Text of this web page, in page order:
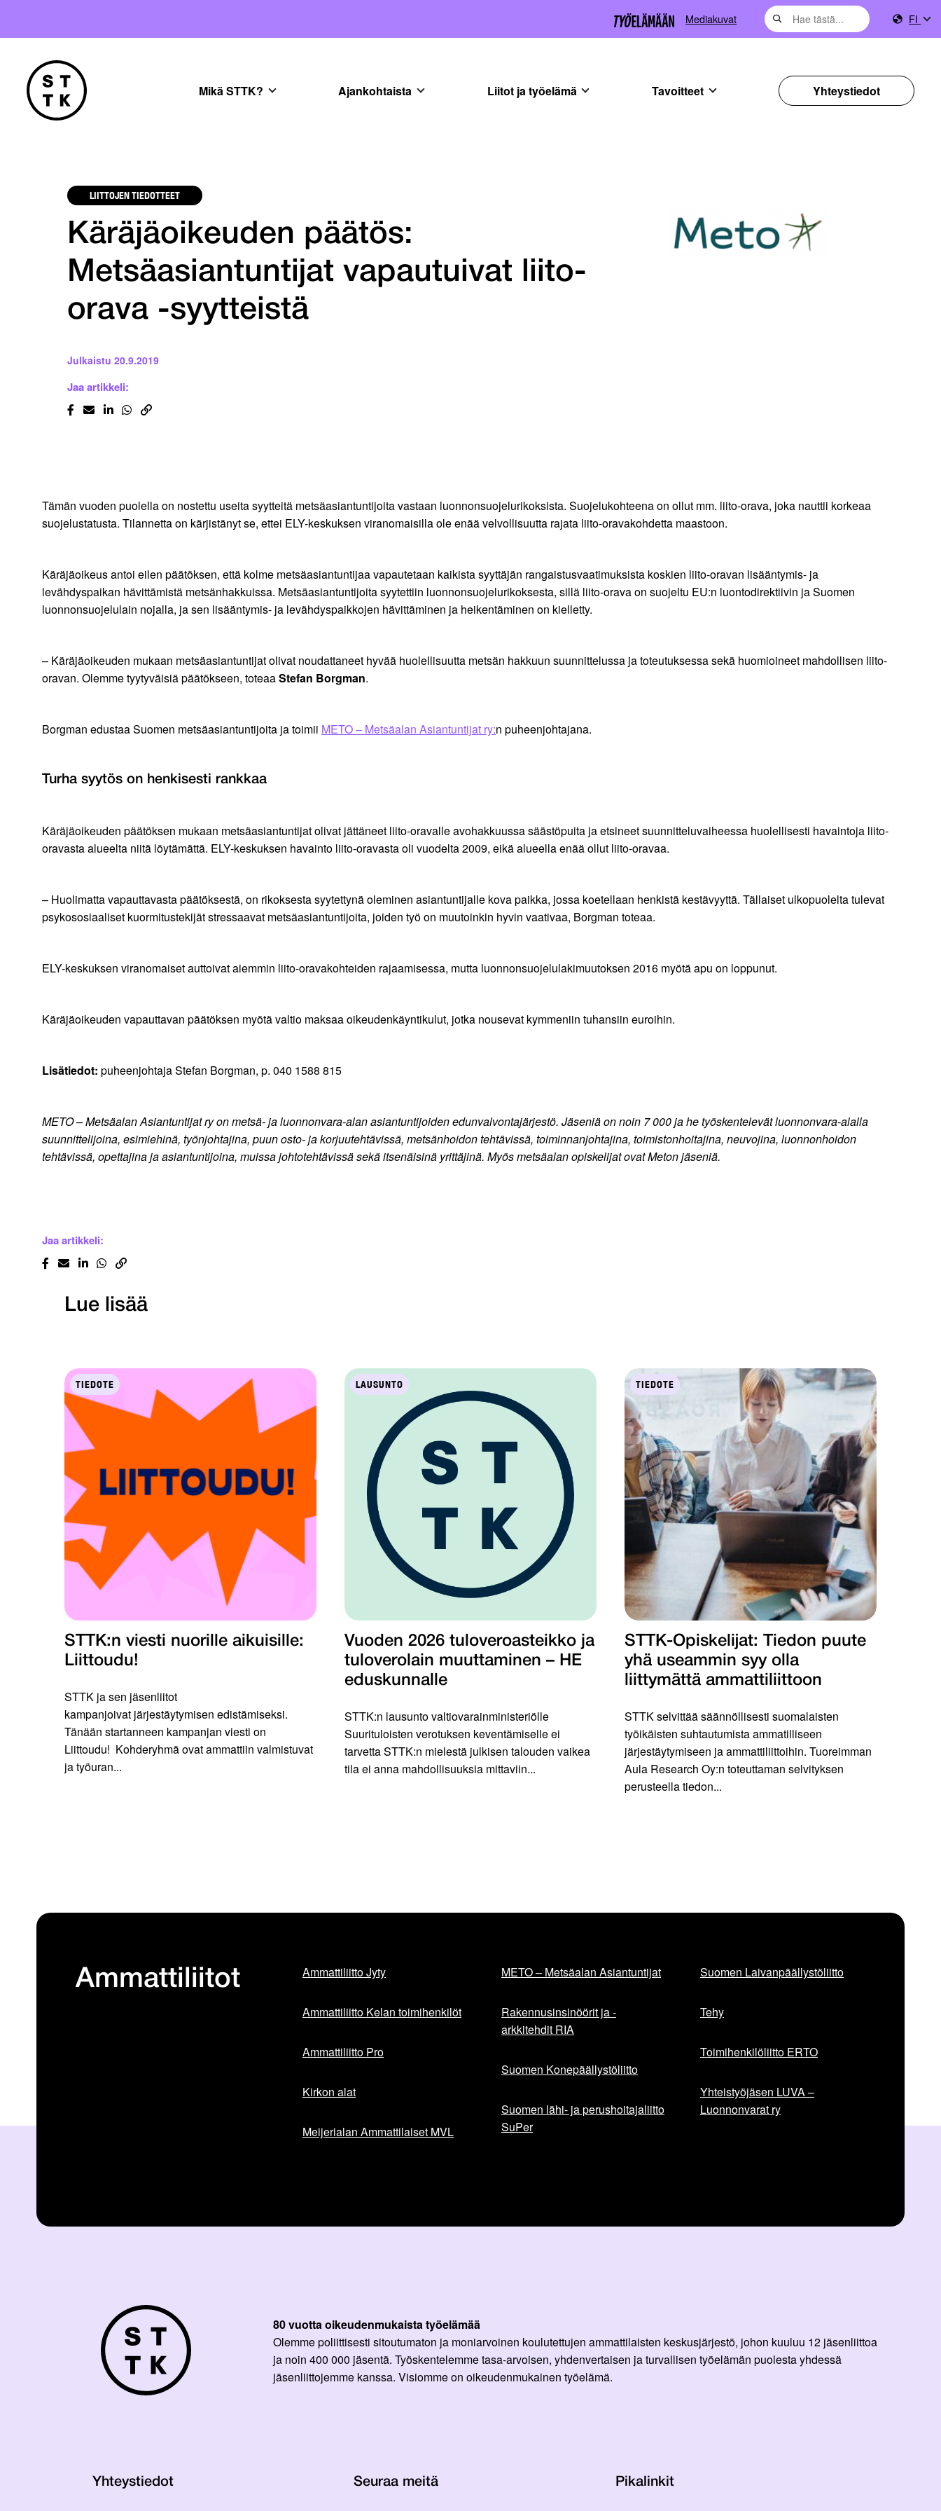
Mediakuvat FI
Mikä STTK? Ajankohtaista Liitot ja työelämä Tavoitteet Yhteystiedot
LIITTOJEN TIEDOTTEET
Käräjäoikeuden päätös:
Metsäasiantuntijat vapautuivat liito-
orava -syytteistä
Julkaistu 20.9.2019
Jaa artikkeli:
Tämän vuoden puolella on nostettu useita syytteitä metsäasiantuntijoita vastaan luonnonsuojelurikoksista. Suojelukohteena on ollut mm. liito-orava, joka nauttii korkeaa
suojelustatusta. Tilannetta on kärjistänyt se, ettei ELY-keskuksen viranomaisilla ole enää velvollisuutta rajata liito-oravakohdetta maastoon.
Käräjäoikeus antoi eilen päätöksen, että kolme metsäasiantuntijaa vapautetaan kaikista syyttäjän rangaistusvaatimuksista koskien liito-oravan lisääntymis- ja
levähdyspaikan hävittämistä metsänhakkuissa. Metsäasiantuntijoita syytettiin luonnonsuojelurikoksesta, sillä liito-orava on suojeltu EU:n luontodirektiivin ja Suomen
luonnonsuojelulain nojalla, ja sen lisääntymis- ja levähdyspaikkojen hävittäminen ja heikentäminen on kielletty.
– Käräjäoikeuden mukaan metsäasiantuntijat olivat noudattaneet hyvää huolellisuutta metsän hakkuun suunnittelussa ja toteutuksessa sekä huomioineet mahdollisen liito-
oravan. Olemme tyytyväisiä päätökseen, toteaaStefan Borgman.
Borgman edustaa Suomen metsäasiantuntijoita ja toimii METO – Metsäalan Asiantuntijat ry:n puheenjohtajana.
Turha syytös on henkisesti rankkaa
Käräjäoikeuden päätöksen mukaan metsäasiantuntijat olivat jättäneet liito-oravalle avohakkuussa säästöpuita ja etsineet suunnitteluvaiheessa huolellisesti havaintoja liito-
oravasta alueelta niitä löytämättä. ELY-keskuksen havainto liito-oravasta oli vuodelta 2009, eikä alueella enää ollut liito-oravaa.
– Huolimatta vapauttavasta päätöksestä, on rikoksesta syytettynä oleminen asiantuntijalle kova paikka, jossa koetellaan henkistä kestävyyttä. Tällaiset ulkopuolelta tulevat
psykososiaaliset kuormitustekijät stressaavat metsäasiantuntijoita, joiden työ on muutoinkin hyvin vaativaa, Borgman toteaa.
ELY-keskuksen viranomaiset auttoivat aiemmin liito-oravakohteiden rajaamisessa, mutta luonnonsuojelulakimuutoksen 2016 myötä apu on loppunut.
Käräjäoikeuden vapauttavan päätöksen myötä valtio maksaa oikeudenkäyntikulut, jotka nousevat kymmeniin tuhansiin euroihin.
Lisätiedot: puheenjohtaja Stefan Borgman, p. 040 1588 815
METO – Metsäalan Asiantuntijat ry on metsä- ja luonnonvara-alan asiantuntijoiden edunvalvontajärjestö. Jäseniä on noin 7 000 ja he työskentelevät luonnonvara-alalla
suunnittelijoina, esimiehinä, työnjohtajina, puun osto- ja korjuutehtävissä, metsänhoidon tehtävissä, toiminnanjohtajina, toimistonhoitajina, neuvojina, luonnonhoidon
tehtävissä, opettajina ja asiantuntijoina, muissa johtotehtävissä sekä itsenäisinä yrittäjinä. Myös metsäalan opiskelijat ovat Meton jäseniä.
Jaa artikkeli:
Lue lisää
TIEDOTE
STTK:n viesti nuorille aikuisille:
Liittoudu!
STTK ja sen jäsenliitot
kampanjoivat järjestäytymisen edistämiseksi.
Tänään startanneen kampanjan viesti on
Liittoudu! Kohderyhmä ovat ammattiin valmistuvat
ja työuran...
LAUSUNTO
Vuoden 2026 tuloveroasteikko ja
tuloverolain muuttaminen – HE
eduskunnalle
STTK:n lausunto valtiovarainministeriölle
Suurituloisten verotuksen keventämiselle ei
tarvetta STTK:n mielestä julkisen talouden vaikea
tila ei anna mahdollisuuksia mittaviin...
TIEDOTE
STTK-Opiskelijat: Tiedon puute
yhä useammin syy olla
liittymättä ammattiliittoon
STTK selvittää säännöllisesti suomalaisten
työikäisten suhtautumista ammatilliseen
järjestäytymiseen ja ammattiliittoihin. Tuoreimman
Aula Research Oy:n toteuttaman selvityksen
perusteella tiedon...
Ammattiliitot Ammattiliitto Jyty
Ammattiliitto Kelan toimihenkilöt
Ammattiliitto Pro
Kirkon alat
Meijerialan Ammattilaiset MVL
METO – Metsäalan Asiantuntijat
Rakennusinsinöörit ja -
arkkitehdit RIA
Suomen Konepäällystöliitto
Suomen lähi- ja perushoitajaliitto
SuPer
Suomen Laivanpäällystöliitto
Tehy
Toimihenkilöliitto ERTO
Yhteistyöjäsen LUVA –
Luonnonvarat ry
80 vuotta oikeudenmukaista työelämää
Olemme poliittisesti sitoutumaton ja moniarvoinen koulutettujen ammattilaisten keskusjärjestö, johon kuuluu 12 jäsenliittoa
ja noin 400 000 jäsentä. Työskentelemme tasa-arvoisen, yhdenvertaisen ja turvallisen työelämän puolesta yhdessä
jäsenliittojemme kanssa. Visiomme on oikeudenmukainen työelämä.
Yhteystiedot Seuraa meitä Pikalinkit